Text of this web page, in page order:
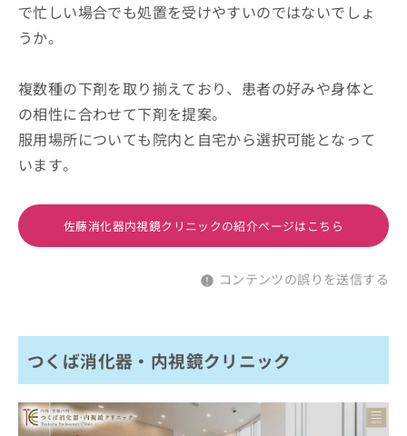
で忙しい場合でも処置を受けやすいのではないでしょ
うか。
複数種の下剤を取り揃えており、患者の好みや身体と
の相性に合わせて下剤を提案。
服用場所についても院内と自宅から選択可能となって
います。
佐藤消化器内視鏡クリニックの紹介ページはこちら
コンテンツの誤りを送信する
つくば消化器・内視鏡クリニック